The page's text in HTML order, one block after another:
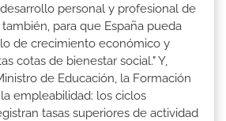
personal y profesional de
para que España pueda
de crecimiento económico y
cotas de bienestar social." Y,
de Educación, la Formación
empleabilidad: los ciclos
tasas superiores de actividad